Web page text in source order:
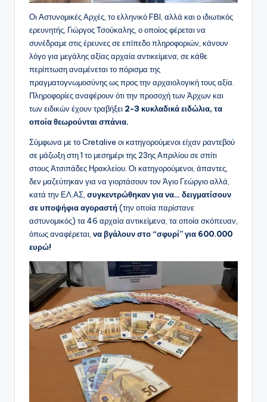
Οι Αστυνομικές Αρχές, το ελληνικό FBI, αλλά και ο ιδιωτικός
ερευνητής, Γιώργος Τσούκαλης, ο οποίος φέρεται να
συνέδραμε στις έρευνες σε επίπεδο πληροφοριών, κάνουν
λόγο για μεγάλης αξίας αρχαία αντικείμενα, σε κάθε
περίπτωση αναμένεται το πόρισμα της
πραγματογνωμοσύνης ως προς την αρχαιολογική τους αξία.
Πληροφορίες αναφέρουν ότι την προσοχή των Άρχων και
των ειδικών έχουν τραβήξει 2-3 κυκλαδικά ειδώλια, τα
οποία θεωρούνται σπάνια.
Σύμφωνα με το Cretalive οι κατηγορούμενοι είχαν ραντεβού
σε μάζωξη στη 1 το μεσημέρι της 23ης Απριλίου σε σπίτι
στους Ατσιπάδες Ηρακλείου. Οι κατηγορούμενοι, άπαντες,
δεν μαζεύτηκαν για να γιορτάσουν τον Άγιο Γεώργιο αλλά,
κατά την ΕΛ.ΑΣ, συγκεντρώθηκαν για να… δειγματίσουν
σε υποψήφια αγοραστή(την οποία παρίστανε
αστυνομικός) τα 46 αρχαία αντικείμενα, τα οποία σκόπευαν,
όπως αναφέρεται, να βγάλουν στο “σφυρί” για 600.000
ευρώ!